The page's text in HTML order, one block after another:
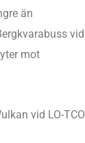
än
vid
mot
vid LO-TCO